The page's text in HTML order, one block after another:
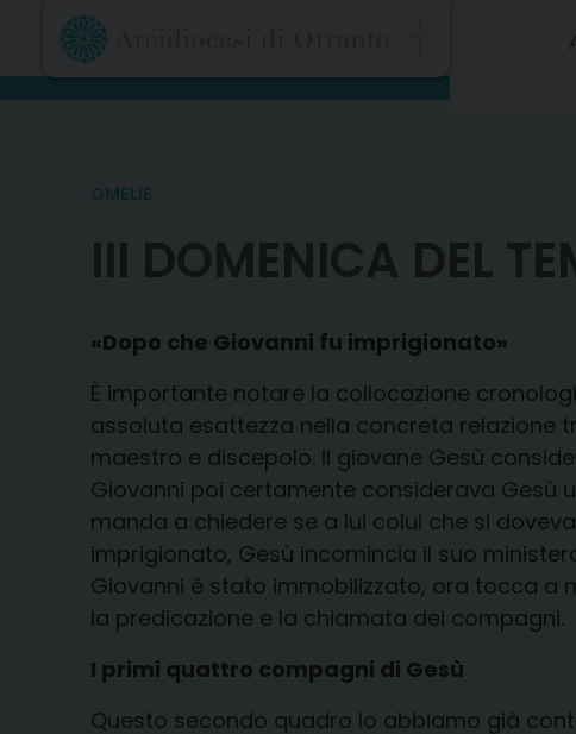
content
OMELIE
III DOMENICA DEL
«Dopo che Giovanni fu imprigionato»
È importante notare la collocazione
assoluta esattezza nella concreta relazione
maestro e discepolo. Il giovane Gesù
Giovanni poi certamente considerava Gesù
manda a chiedere se a lui colui che si
imprigionato, Gesù incomincia il suo
Giovanni è stato immobilizzato, ora tocca a
la predicazione e la chiamata dei compagni.
I primi quattro compagni di Gesù
Questo secondo quadro lo abbiamo già